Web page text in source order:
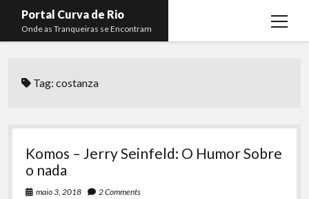
Portal Curva de Rio
Onde as Tranqueiras se Encontram
open
menu
Curva de Rio
Komos
La Siesta Podcast
Membros
Lucas Oliveira
Kaique Xavier
Tag:costanza
Komos – Jerry Seinfeld: O Humor Sobre
o nada
maio 3, 2018 2 Comments